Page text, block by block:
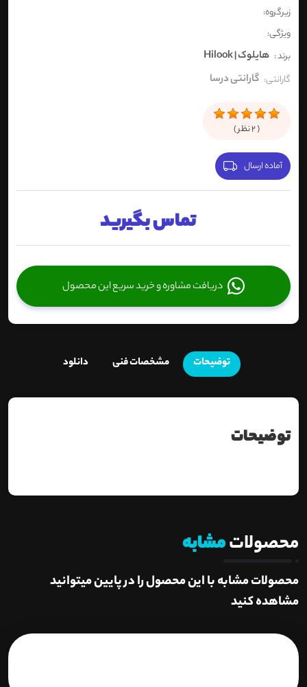
زیرگروه:
ویژگی:
برند : هایلوک | Hilook
گارانتی: گارانتی درسا
(
2نظر )
آماده ارسال
تماس بگیرید
دریافت مشاوره و خرید سریع این محصول
توضیحات مشخصات فنی دانلود
توضیحات
محصولاتمشابه
محصولات مشابه با این محصول را در پایین میتوانید
مشاهده کنید